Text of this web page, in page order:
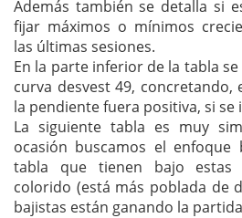
Además también se detalla si
fijar máximos o mínimos
las últimas sesiones.
En la parte inferior de la tabla
curva desvest 49,
la pendiente fuera positiva, si se
La siguiente tabla es muy
ocasión buscamos el enfoque
tabla que tienen bajo estas
colorido (está más poblada de
bajistas están ganando la